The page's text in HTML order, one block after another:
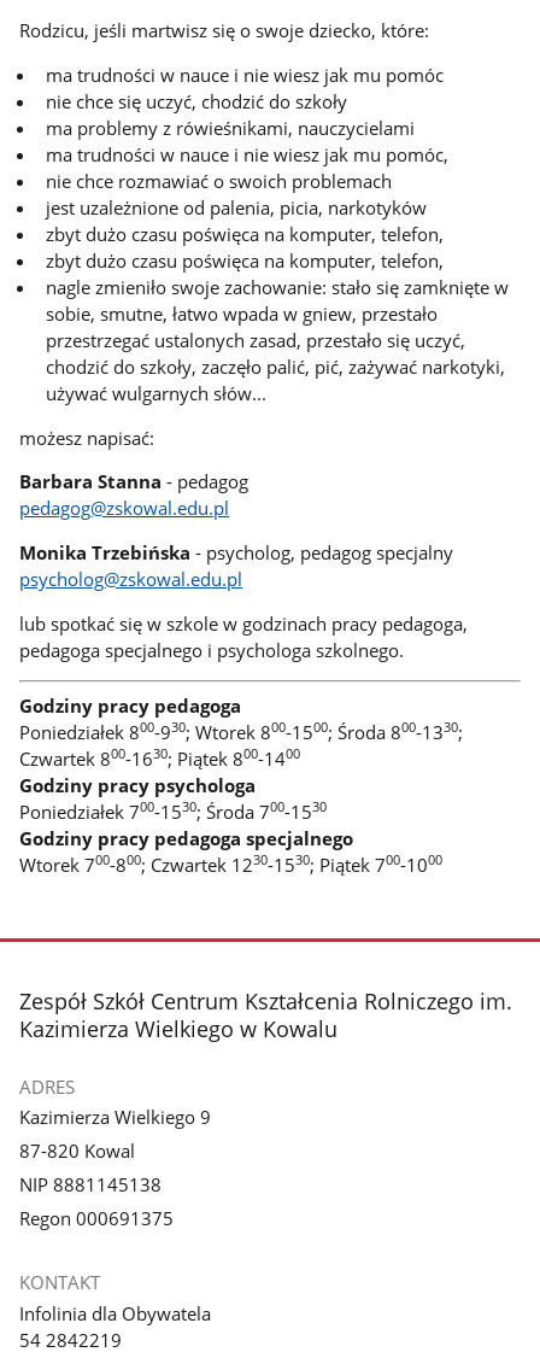
Rodzicu, jeśli martwisz się o swoje dziecko, które:
ma trudności w nauce i nie wiesz jak mu pomóc
nie chce się uczyć, chodzić do szkoły
ma problemy z rówieśnikami, nauczycielami
ma trudności w nauce i nie wiesz jak mu pomóc,
nie chce rozmawiać o swoich problemach
jest uzależnione od palenia, picia, narkotyków
zbyt dużo czasu poświęca na komputer, telefon,
zbyt dużo czasu poświęca na komputer, telefon,
nagle zmieniło swoje zachowanie: stało się zamknięte w
sobie, smutne, łatwo wpada w gniew, przestało
przestrzegać ustalonych zasad, przestało się uczyć,
chodzić do szkoły, zaczęło palić, pić, zażywać narkotyki,
używać wulgarnych słów...
możesz napisać:
Barbara Stanna - pedagog
pedagog@zskowal.edu.pl
Monika Trzebińska - psycholog, pedagog specjalny
psycholog@zskowal.edu.pl
lub spotkać się w szkole w godzinach pracy pedagoga,
pedagoga specjalnego i psychologa szkolnego.
Godziny pracy pedagoga
Poniedziałek 800-930; Wtorek 800-1500; Środa 800-1330;
Czwartek 800-1630; Piątek 800-1400
Godziny pracy psychologa
Poniedziałek 700-1530; Środa 700-1530
Godziny pracy pedagoga specjalnego
Wtorek 700-800; Czwartek 1230-1530; Piątek 700-1000
stopka
Zespół Szkół Centrum Kształcenia Rolniczego im.
Kazimierza Wielkiego w Kowalu
ADRES
Kazimierza Wielkiego 9
87-820 Kowal
NIP 8881145138
Regon 000691375
KONTAKT
Infolinia dla Obywatela
54 2842219